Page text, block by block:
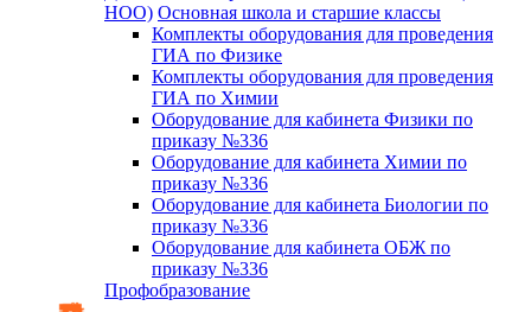
НОО) Основная школа и старшие классы
Комплекты оборудования для проведения
ГИА по Физике
Комплекты оборудования для проведения
ГИА по Химии
Оборудование для кабинета Физики по
приказу №336
Оборудование для кабинета Химии по
приказу №336
Оборудование для кабинета Биологии по
приказу №336
Оборудование для кабинета ОБЖ по
приказу №336
Профобразование